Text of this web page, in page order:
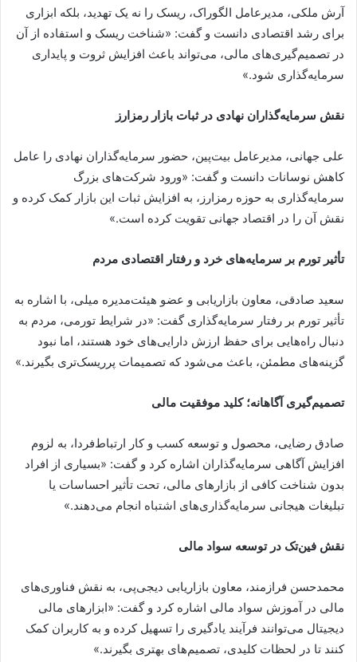
آرش ملکی، مدیرعامل الگوراک، ریسک را نه یک تهدید، بلکه ابزاری
برای رشد اقتصادی دانست و گفت: «شناخت ریسک و استفاده از آن
در تصمیم‌گیری‌های مالی، می‌تواند باعث افزایش ثروت و پایداری
سرمایه‌گذاری شود.»
نقش سرمایه‌گذاران نهادی در ثبات بازار رمزارز
علی جهانی، مدیرعامل بیت‌پین، حضور سرمایه‌گذاران نهادی را عامل
کاهش نوسانات دانست و گفت: «ورود شرکت‌های بزرگ
سرمایه‌گذاری به حوزه رمزارز، به افزایش ثبات این بازار کمک کرده و
نقش آن را در اقتصاد جهانی تقویت کرده است.»
تأثیر تورم بر سرمایه‌های خرد و رفتار اقتصادی مردم
سعید صادقی، معاون بازاریابی و عضو هیئت‌مدیره میلی، با اشاره به
تأثیر تورم بر رفتار سرمایه‌گذاری گفت: «در شرایط تورمی، مردم به
دنبال راه‌هایی برای حفظ ارزش دارایی‌های خود هستند، اما نبود
گزینه‌های مطمئن، باعث می‌شود که تصمیمات پرریسک‌تری بگیرند.»
تصمیم‌گیری آگاهانه؛ کلید موفقیت مالی
صادق رضایی، محصول و توسعه کسب و کار ارتباط‌فردا، به لزوم
افزایش آگاهی سرمایه‌گذاران اشاره کرد و گفت: «بسیاری از افراد
بدون شناخت کافی از بازارهای مالی، تحت تأثیر احساسات یا
تبلیغات هیجانی سرمایه‌گذاری‌های اشتباه انجام می‌دهند.»
نقش فین‌تک در توسعه سواد مالی
محمدحسن فرازمند، معاون بازاریابی دیجی‌پی، به نقش فناوری‌های
مالی در آموزش سواد مالی اشاره کرد و گفت: «ابزارهای مالی
دیجیتال می‌توانند فرآیند یادگیری را تسهیل کرده و به کاربران کمک
کنند تا در لحظات کلیدی، تصمیم‌های بهتری بگیرند.»